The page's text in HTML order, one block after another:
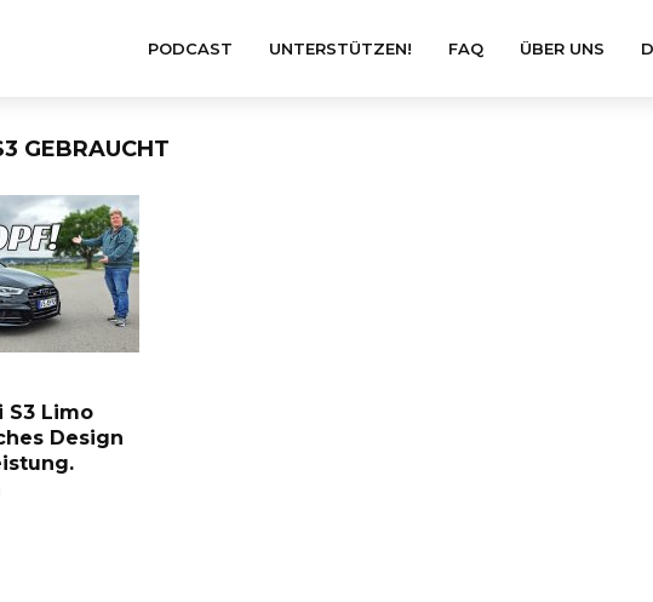
PODCAST UNTERSTÜTZEN! FAQ ÜBER UNS
GEBRAUCHT
S3 Limo
Design